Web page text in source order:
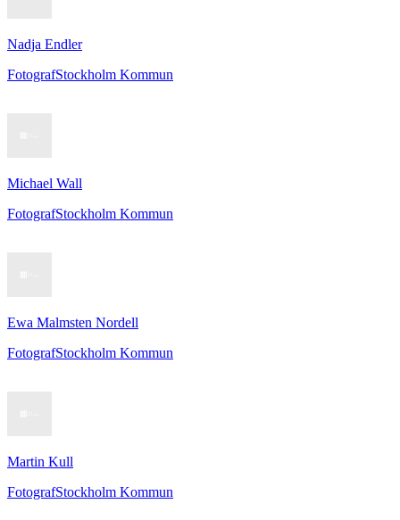
Nadja Endler
FotografStockholm Kommun
Michael Wall
FotografStockholm Kommun
Ewa Malmsten Nordell
FotografStockholm Kommun
Martin Kull
FotografStockholm Kommun